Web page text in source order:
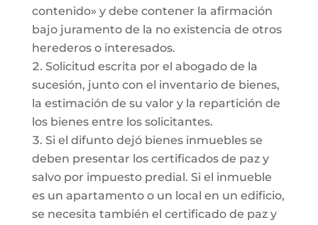
contenido» y debe contener la afirmación
bajo juramento de la no existencia de otros
herederos o interesados.
Solicitud escrita por el abogado de la
sucesión, junto con el inventario de bienes,
la estimación de su valor y la repartición de
los bienes entre los solicitantes.
Si el difunto dejó bienes inmuebles se
deben presentar los certificados de paz y
salvo por impuesto predial. Si el inmueble
es un apartamento o un local en un edificio,
se necesita también el certificado de paz y